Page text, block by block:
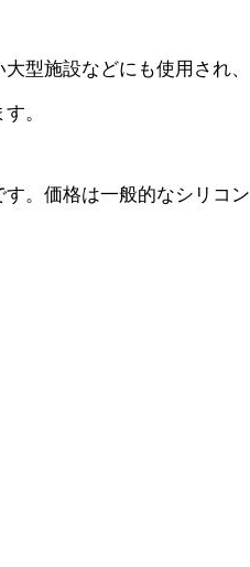
型施設などにも使用され、
。
。価格は一般的なシリコン